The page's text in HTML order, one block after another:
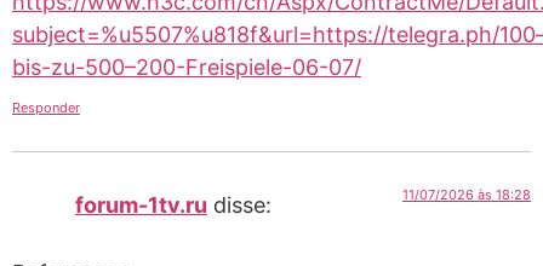
subject=%u5507%u818f&url=https://telegra.ph/
bis-zu-500–200-Freispiele-06-07/
Responder
forum-1tv.ru disse: 11/07/2026 às 18:28